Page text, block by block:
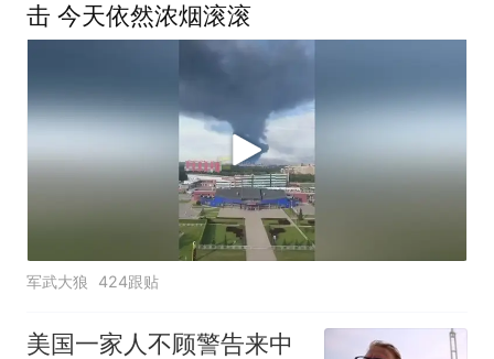
击 今天依然浓烟滚滚
军武大狼 424跟贴
美国一家人不顾警告来中